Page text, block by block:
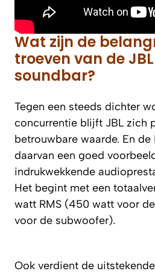
Wat zijn de
troeven van de
soundbar?
Tegen een steeds dichter
concurrentie blijft JBL zich
betrouwbare waarde. En
daarvan een goed
indrukwekkende
Het begint met een
watt RMS (450 watt voor
voor de subwoofer).
Ook verdient de